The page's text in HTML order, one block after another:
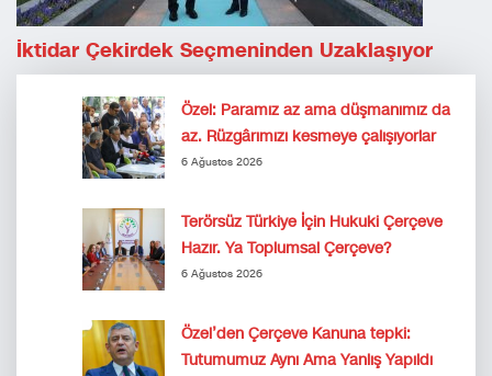
İktidar Çekirdek Seçmeninden Uzaklaşıyor
Özel: Paramız az ama düşmanımız da
az. Rüzgârımızı kesmeye çalışıyorlar
6 Ağustos 2026
Terörsüz Türkiye İçin Hukuki Çerçeve
Hazır. Ya Toplumsal Çerçeve?
6 Ağustos 2026
Özel’den Çerçeve Kanuna tepki:
Tutumumuz Aynı Ama Yanlış Yapıldı